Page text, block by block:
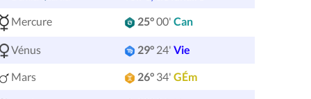
Mercure
25°00' Can
Vénus 29°24' Vie
Mars 26°34' GÉm